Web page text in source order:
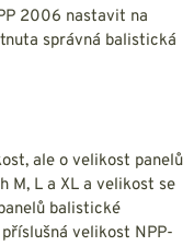
2006 nastavit na
správná balistická
ale o velikost panelů
M, L a XL a velikost se
balistické
velikost NPP-